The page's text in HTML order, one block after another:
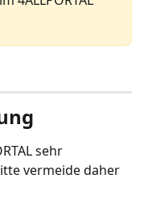
sehr
vermeide daher